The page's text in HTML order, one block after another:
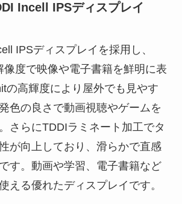
Incell IPSディスプレイ
IPSディスプレイを採用し、
像度で映像や電子書籍を鮮明に表
の高輝度により屋外でも見やす
色の良さで動画視聴やゲームを
さらにTDDIラミネート加工でタ
が向上しており、滑らかで直感
す。動画や学習、電子書籍など
える優れたディスプレイです。